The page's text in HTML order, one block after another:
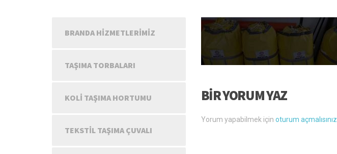
BIR YORUM YAZ
Yorum yapabilmek için oturum açmalısınız
BRANDA HIZMETLERIMIZ
TAŞIMA TORBALARI
KOLI TAŞIMA HORTUMU
TEKSTIL TAŞIMA ÇUVALI